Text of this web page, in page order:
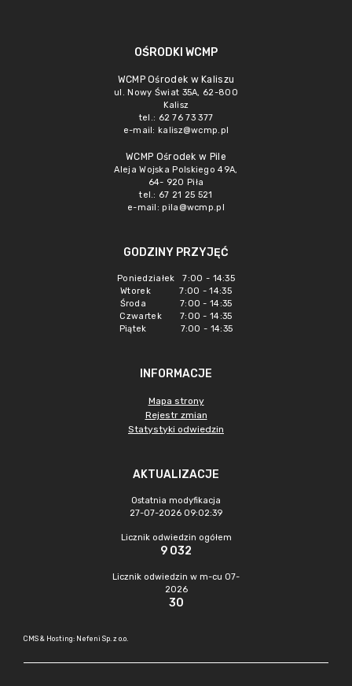
OŚRODKI WCMP
WCMP Ośrodek w Kaliszu
ul. Nowy Świat 35A, 62-800
Kalisz
tel.: 62 76 73 377
e-mail: kalisz@wcmp.pl
WCMP Ośrodek w Pile
Aleja Wojska Polskiego 49A,
64- 920 Piła
tel.: 67 21 25 521
e-mail: pila@wcmp.pl
GODZINY PRZYJĘĆ
Poniedziałek 7:00 - 14:35
Wtorek 7:00 - 14:35
Środa 7:00 - 14:35
Czwartek 7:00 - 14:35
Piątek 7:00 - 14:35
INFORMACJE
Mapa strony
Rejestr zmian
Statystyki odwiedzin
AKTUALIZACJE
Ostatnia modyfikacja
27-07-2026 09:02:39
Licznik odwiedzin ogółem
9 032
Licznik odwiedzin w m-cu 07-
2026
30
CMS & Hosting: Nefeni Sp. z o.o.